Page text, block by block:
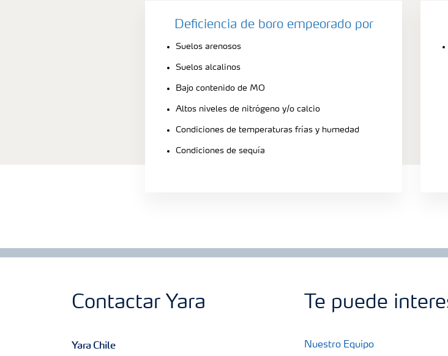
Deficiencia de boro empeorado por
Suelos arenosos
Suelos alcalinos
Bajo contenido de MO
Altos niveles de nitrógeno y/o calcio
Condiciones de temperaturas frías y humedad
Condiciones de sequía
Contactar Yara
Yara Chile
Te puede
Nuestro Equipo